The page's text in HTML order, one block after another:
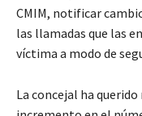
CMIM, notificar
las llamadas que las
víctima a modo de
La concejal ha